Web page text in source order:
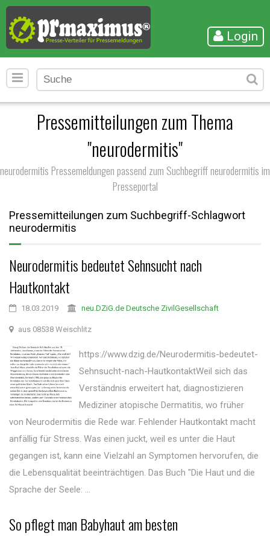
Login
Pressemitteilungen zum Thema
"neurodermitis"
neurodermitis Pressemeldungen passend zum Suchbegriff neurodermitis im
Presseportal
Pressemitteilungen zum Suchbegriff-Schlagwort
neurodermitis
Neurodermitis bedeutet Sehnsucht nach
Hautkontakt
18.03.2019 neu.DZiG.de Deutsche ZivilGesellschaft
aus 08538 Weischlitz
https://www.dzig.de/Neurodermitis-bedeutet-
Sehnsucht-nach-HautkontaktWeil sich das
Verständnis erweitert hat, diagnostizieren
Mediziner atopische Dermatitis, wo früher
von Neurodermitis die Rede war. Fehlender Hautkontakt macht
anfällig für Stress. Was einen juckt, weil es unter die Haut
gegangen ist, kann eine Vielzahl an Symptomen hervorufen, die
die Lebensqualität beeinträchtigen. Das Buch "Die Haut und die
Sprache der Seele: ...
So pflegt man Babyhaut am besten